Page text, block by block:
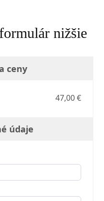
nižšie
ceny
47,00 €
údaje